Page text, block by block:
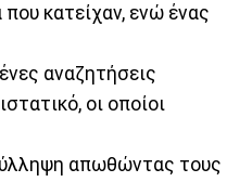
που κατείχαν, ενώ ένας
αναζητήσεις
οι οποίοι
απωθώντας τους